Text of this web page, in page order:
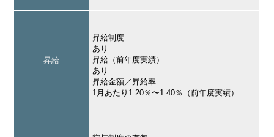
昇給
昇給制度
あり
昇給（前年度実績）
あり
昇給金額／昇給率
1月あたり1.20％〜1.40％（前年度実績）